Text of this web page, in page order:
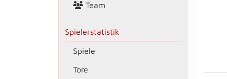
Team
Spielerstatistik
Spiele
Tore